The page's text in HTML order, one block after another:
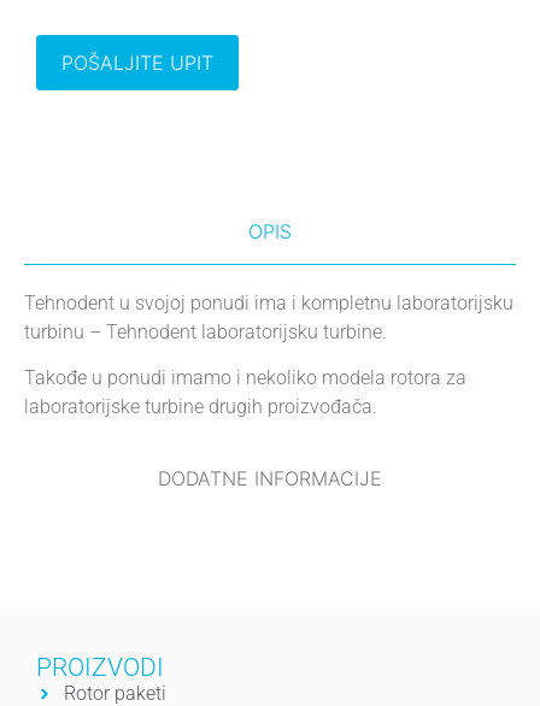
POŠALJITE UPIT
OPIS
DODATNE INFORMACIJE
Tehnodent u svojoj ponudi ima i kompletnu laboratorijsku
turbinu – Tehnodent laboratorijsku turbine.
Takođe u ponudi imamo i nekoliko modela rotora za
laboratorijske turbine drugih proizvođača.
PROIZVODI
Rotor paketi